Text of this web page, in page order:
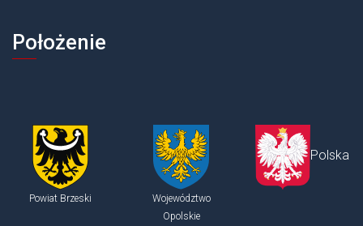
Położenie
Powiat Brzeski
Województwo
Opolskie
Polska